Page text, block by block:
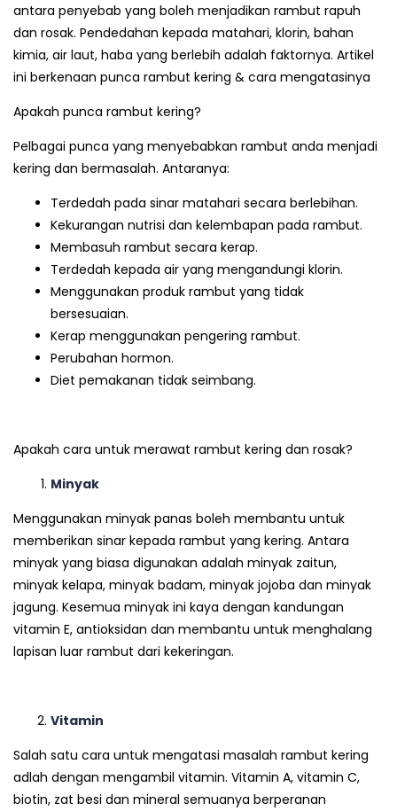
antara penyebab yang boleh menjadikan rambut rapuh
dan rosak. Pendedahan kepada matahari, klorin, bahan
kimia, air laut, haba yang berlebih adalah faktornya. Artikel
ini berkenaan punca rambut kering & cara mengatasinya
Apakah punca rambut kering?
Pelbagai punca yang menyebabkan rambut anda menjadi
kering dan bermasalah. Antaranya:
Terdedah pada sinar matahari secara berlebihan.
Kekurangan nutrisi dan kelembapan pada rambut.
Membasuh rambut secara kerap.
Terdedah kepada air yang mengandungi klorin.
Menggunakan produk rambut yang tidak
bersesuaian.
Kerap menggunakan pengering rambut.
Perubahan hormon.
Diet pemakanan tidak seimbang.
Apakah cara untuk merawat rambut kering dan rosak?
Minyak
Menggunakan minyak panas boleh membantu untuk
memberikan sinar kepada rambut yang kering. Antara
minyak yang biasa digunakan adalah minyak zaitun,
minyak kelapa, minyak badam, minyak jojoba dan minyak
jagung. Kesemua minyak ini kaya dengan kandungan
vitamin E, antioksidan dan membantu untuk menghalang
lapisan luar rambut dari kekeringan.
Vitamin
Salah satu cara untuk mengatasi masalah rambut kering
adlah dengan mengambil vitamin. Vitamin A, vitamin C,
biotin, zat besi dan mineral semuanya berperanan